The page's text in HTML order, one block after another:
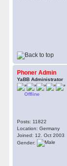
Phoner Admin
YaBB Administrator
Offline
Posts: 11822
Location: Germany
Joined: 12. Oct 2003
Gender: